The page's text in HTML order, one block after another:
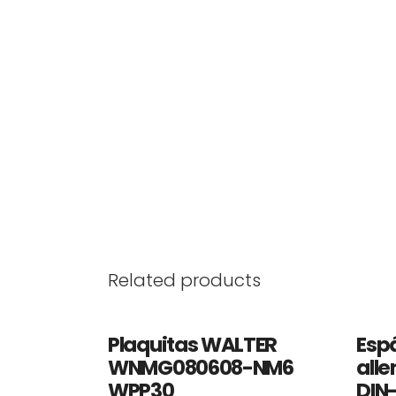
Related products
OFERTA
Plaquitas WALTER
WNMG080608-NM6